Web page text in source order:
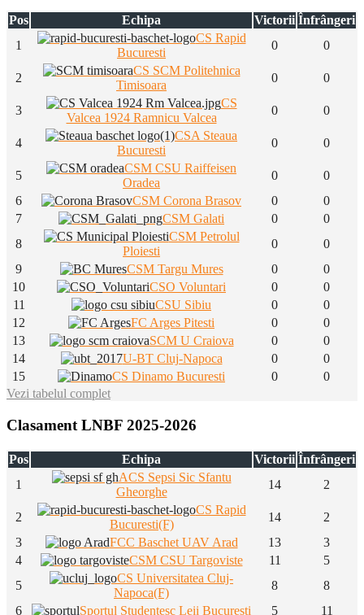
Pos Echipa Victorii Înfrângeri
1
CS Rapid
Bucuresti
0 0
2
CS SCM Politehnica
Timisoara
0 0
3
CS
Valcea 1924 Ramnicu Valcea
0 0
4
CSA Steaua
Bucuresti
0 0
5
CSM CSU Raiffeisen
Oradea
0
0
6
CSM Corona Brasov 0
0
7
CSM Galati 0
0
8
CSM Petrolul
Ploiesti
0
0
9
CSM Targu Mures 0
0
10
CSO Voluntari 0
0
11
CSU Sibiu 0
0
12
FC Arges Pitesti 0
0
13
SCM U Craiova 0
0
14
U-BT Cluj-Napoca 0
0
15
CS Dinamo Bucuresti 0
0
Vezi tabelul complet
Clasament LNBF 2025-2026
Pos Echipa Victorii Înfrângeri
1
ACS Sepsi Sic Sfantu
Gheorghe
14 2
2
CS Rapid
Bucuresti(F)
14
2
3
FCC Baschet UAV Arad 13
3
4
CSM CSU Targoviste 11
5
5
CS Universitatea Cluj-
Napoca(F)
8
8
6
Sportul Studentesc Leii Bucuresti 5
11